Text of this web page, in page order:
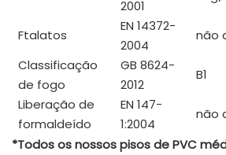
2001
Ftalatos
EN 14372-
2004
não
Classificação
de fogo
GB 8624-
2012
B1
Liberação de
formaldeído
EN 147-
1:2004
não
*Todos os nossos pisos de PVC